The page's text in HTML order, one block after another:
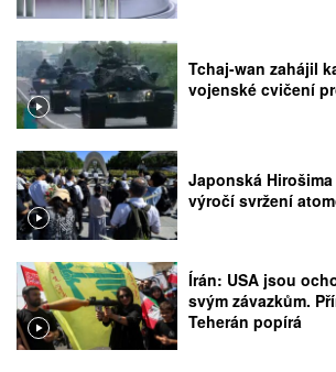
Tchaj-wan zahájil
vojenské cvičení
Japonská
výročí svržení
Írán: USA jsou
svým závazkům.
Teherán popírá